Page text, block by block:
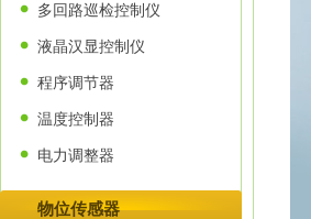
多回路巡检控制仪
液晶汉显控制仪
程序调节器
温度控制器
电力调整器
物位传感器